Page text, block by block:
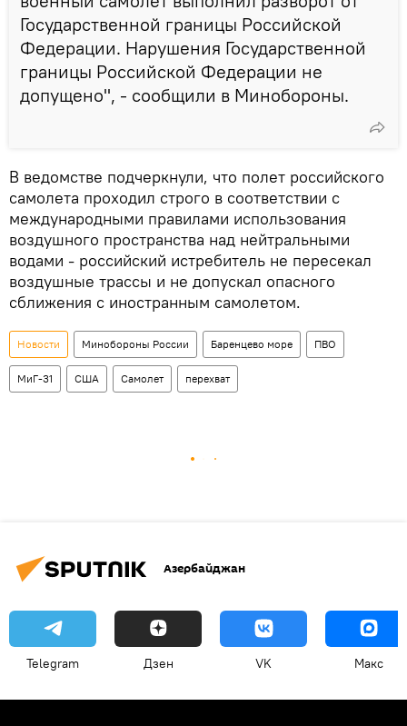
Государственной границы Российской
Федерации. Нарушения Государственной
границы Российской Федерации не
допущено", - сообщили в Минобороны.
В ведомстве подчеркнули, что полет российского
самолета проходил строго в соответствии с
международными правилами использования
воздушного пространства над нейтральными
водами - российский истребитель не пересекал
воздушные трассы и не допускал опасного
сближения с иностранным самолетом.
Новости Минобороны России Баренцево море ПВО
МиГ-31 США Самолет перехват
Азербайджан
Telegram Дзен VK Макс